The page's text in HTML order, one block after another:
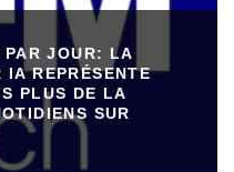
PAR JOUR: LA
IA REPRÉSENTE
PLUS DE LA
SUR